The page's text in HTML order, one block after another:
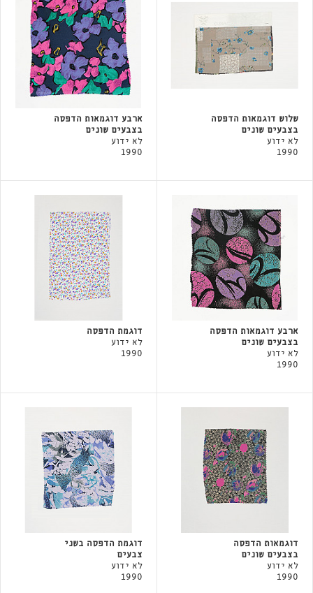
שלוש דוגמאות הדפסה
בצבעים שונים
לא ידוע
1990
ארבע דוגמאות הדפסה
בצבעים שונים
לא ידוע
1990
ארבע דוגמאות הדפסה
בצבעים שונים
לא ידוע
1990
דוגמת הדפסה
לא ידוע
1990
דוגמאות הדפסה
בצבעים שונים
לא ידוע
1990
דוגמת הדפסה בשני
צבעים
לא ידוע
1990